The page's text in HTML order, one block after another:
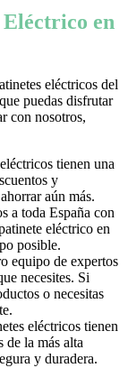
en
eléctricos del
puedas disfrutar
con nosotros,
tienen una
y
aún más.
a toda España con
eléctrico en
posible.
equipo de expertos
necesites. Si
o necesitas
eléctricos tienen
de la más alta
y duradera.